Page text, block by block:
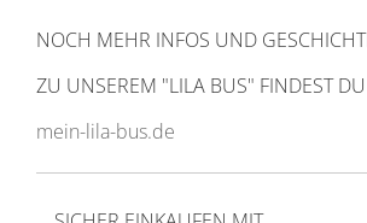
NOCH MEHR INFOS UND
ZU UNSEREM "LILA BUS" FINDEST
mein-lila-bus.de